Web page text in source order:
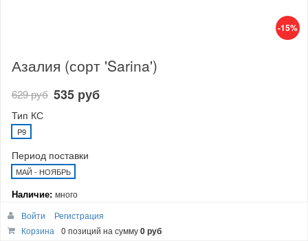
-15%
Азалия (сорт 'Sarina')
629 руб 535 руб
Тип КС
P9
Период поставки
МАЙ - НОЯБРЬ
Наличие: много
Войти
Регистрация
Корзина
0 позиций на сумму0 руб